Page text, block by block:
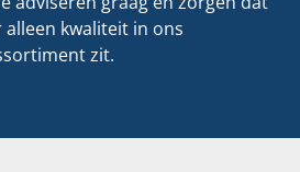
alleen kwaliteit in ons
zit.